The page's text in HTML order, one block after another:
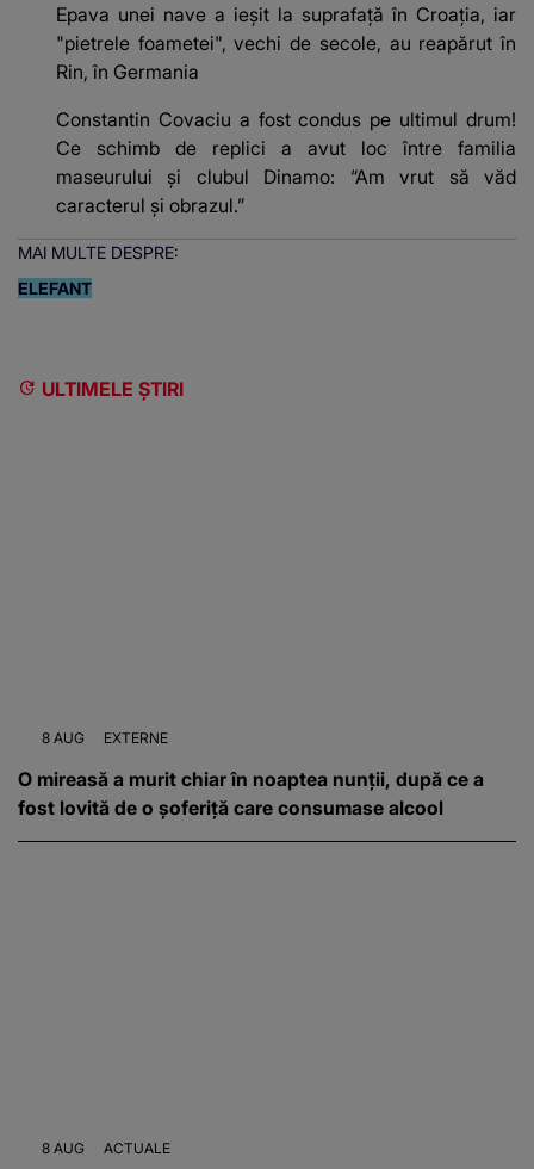
Epava unei nave a ieșit la suprafață în Croația, iar
"pietrele foametei", vechi de secole, au reapărut în
Rin, în Germania
Constantin Covaciu a fost condus pe ultimul drum!
Ce schimb de replici a avut loc între familia
maseurului și clubul Dinamo: “Am vrut să văd
caracterul și obrazul.”
MAI MULTE DESPRE:
ELEFANT
ULTIMELE ȘTIRI
8 AUG EXTERNE
O mireasă a murit chiar în noaptea nunții, după ce a
fost lovită de o șoferiță care consumase alcool
8 AUG ACTUALE